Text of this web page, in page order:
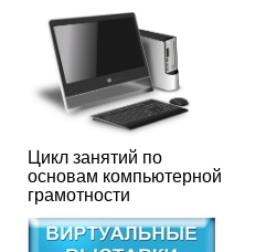
Цикл занятий по
основам компьютерной
грамотности